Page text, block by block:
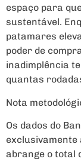
espaço para
sustentável.
patamares
poder de
inadimplência
quantas
Nota
Os dados do
exclusivamente
abrange o total